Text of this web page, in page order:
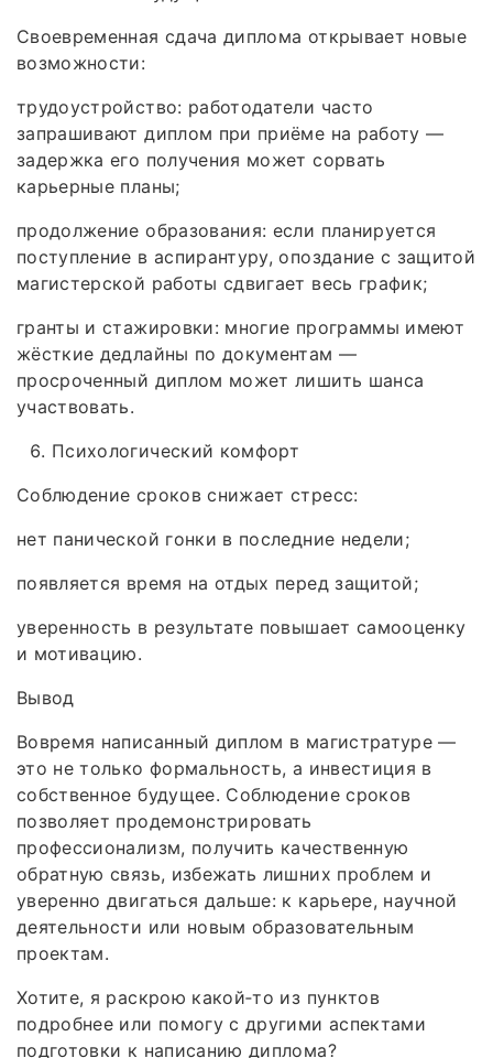
Своевременная сдача диплома открывает новые
возможности:
трудоустройство: работодатели часто
запрашивают диплом при приёме на работу —
задержка его получения может сорвать
карьерные планы;
продолжение образования: если планируется
поступление в аспирантуру, опоздание с защитой
магистерской работы сдвигает весь график;
гранты и стажировки: многие программы имеют
жёсткие дедлайны по документам —
просроченный диплом может лишить шанса
участвовать.
Психологический комфорт
Соблюдение сроков снижает стресс:
нет панической гонки в последние недели;
появляется время на отдых перед защитой;
уверенность в результате повышает самооценку
и мотивацию.
Вывод
Вовремя написанный диплом в магистратуре —
это не только формальность, а инвестиция в
собственное будущее. Соблюдение сроков
позволяет продемонстрировать
профессионализм, получить качественную
обратную связь, избежать лишних проблем и
уверенно двигаться дальше: к карьере, научной
деятельности или новым образовательным
проектам.
Хотите, я раскрою какой‑то из пунктов
подробнее или помогу с другими аспектами
подготовки к написанию диплома?